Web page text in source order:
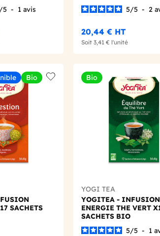
/5 - 1 avis 5/5 - 2
20,44 € HT
Soit 3,41 € l'unité
Bio
Add to wishlist
SACHETS
Bio
YOGI TEA
YOGITEA - INFUSION
ENERGIE THE VERT
SACHETS BIO
5/5 - 1